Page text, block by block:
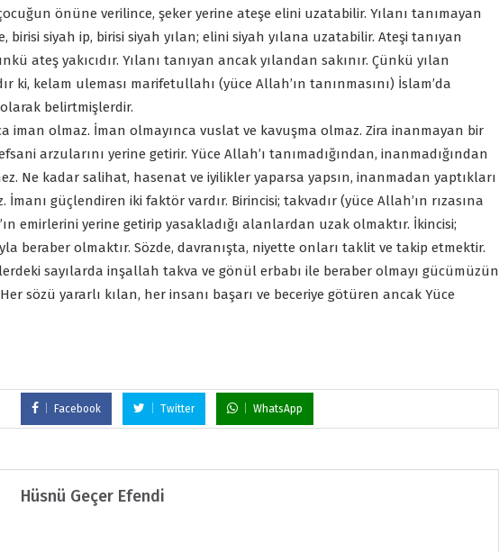
önüne verilince, şeker yerine ateşe elini uzatabilir. Yılanı tanımayan
birisi siyah ip, birisi siyah yılan; elini siyah yılana uzatabilir. Ateşi tanıyan
ateş yakıcıdır. Yılanı tanıyan ancak yılandan sakınır. Çünkü yılan
ki, kelam uleması marifetullahı (yüce Allah’ın tanınmasını) İslam’da
belirtmişlerdir.
iman olmaz. İman olmayınca vuslat ve kavuşma olmaz. Zira inanmayan bir
arzularını yerine getirir. Yüce Allah’ı tanımadığından, inanmadığından
Ne kadar salihat, hasenat ve iyilikler yaparsa yapsın, inanmadan yaptıkları
güçlendiren iki faktör vardır. Birincisi; takvadır (yüce Allah’ın rızasına
emirlerini yerine getirip yasakladığı alanlardan uzak olmaktır. İkincisi;
beraber olmaktır. Sözde, davranışta, niyette onları taklit ve takip etmektir.
sayılarda inşallah takva ve gönül erbabı ile beraber olmayı gücümüzün
sözü yararlı kılan, her insanı başarı ve beceriye götüren ancak Yüce
Facebook Twitter WhatsApp
Hüsnü Geçer Efendi